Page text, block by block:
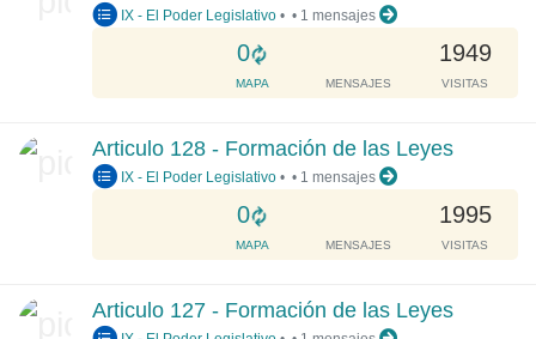
IX - El Poder Legislativo •
0
L
o
a
i
n
g
.
.
MAPA MENSAJES
1949
VISITAS
• 1 mensajes
Articulo 128 - Formación de las Leyes
IX - El Poder Legislativo •
0
L
o
a
i
MAPA MENSAJES
1995
VISITAS
• 1 mensajes
Articulo 127 - Formación de las Leyes